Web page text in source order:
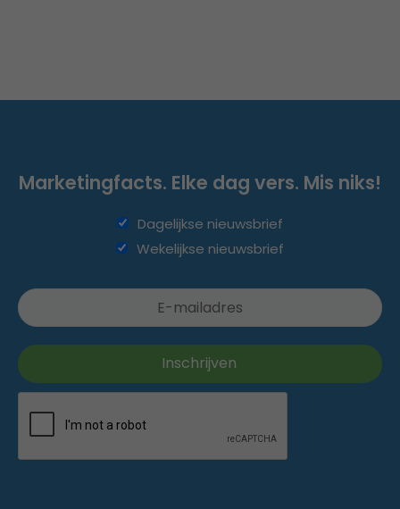
Marketingfacts. Elke dag vers. Mis niks!
Dagelijkse nieuwsbrief
Wekelijkse nieuwsbrief